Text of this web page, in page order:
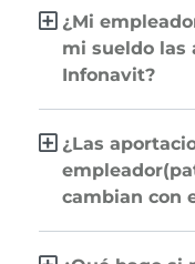
¿Mi
mi sueldo las
Infonavit?
¿Las
cambian con